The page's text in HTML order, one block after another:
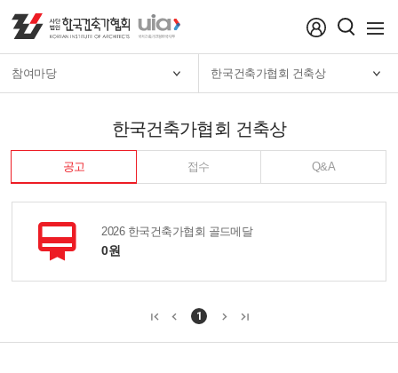
menu
참여마당 한국건축가협회 건축상
한국건축가협회 건축상
공고 접수 Q&A
card_membership 2026 한국건축가협회 골드메달
0원
1